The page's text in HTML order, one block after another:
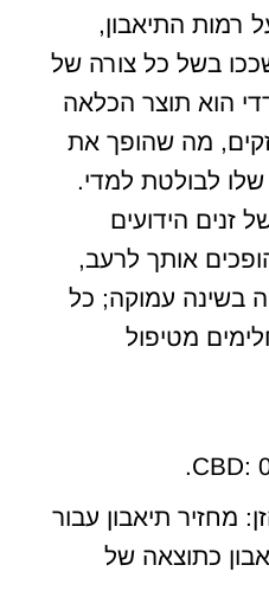
רמות התיאבון,
בשל כל צורה של
הוא תוצר הכלאה
מה שהופך את
שלו לבולטת למדי.
זנים הידועים
אותך לרעב,
בשינה עמוקה; כל
מטיפול
CBD:
מחזיר תיאבון עבור
כתוצאה של